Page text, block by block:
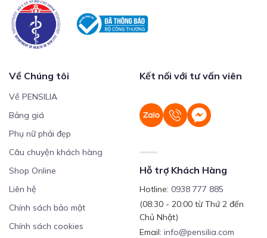
Về Chúng tôi
Về PENSILIA
Bảng giá
Phụ nữ phải đẹp
Câu chuyện khách hàng
Shop Online
Liên hệ
Chính sách bảo mật
Chính sách cookies
Kết nối với tư vấn viên
Hỗ trợ Khách Hàng
Hotline: 0938 777 885
(08:30 - 20:00 từ Thứ 2 đến
Chủ Nhật)
Email: info@pensilia.com